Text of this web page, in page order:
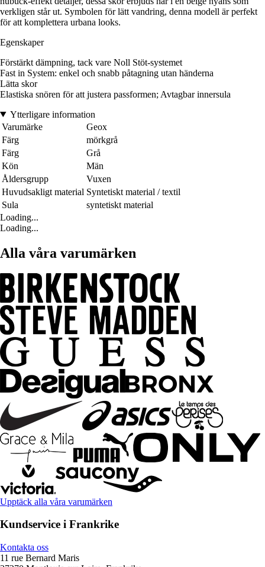
verkligen står ut. Symbolen för lätt vandring, denna modell är perfekt
för att komplettera urbana looks.
Egenskaper
Förstärkt dämpning, tack vare Noll Stöt-systemet
Fast in System: enkel och snabb påtagning utan händerna
Lätta skor
Elastiska snören för att justera passformen; Avtagbar innersula
Ytterligare information
Varumärke
Geox
Färg
mörkgrå
Färg
Grå
Kön
Män
Åldersgrupp
Vuxen
Huvudsakligt material Syntetiskt material / textil
Sula
syntetiskt material
Loading...
Loading...
Alla våra varumärken
Upptäck alla våra varumärken
Kundservice i Frankrike
Kontakta oss
11 rue Bernard Maris